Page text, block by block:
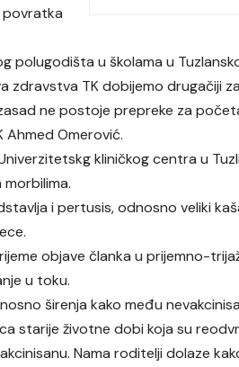
povratka
u školama u
zdravstva TK dobijemo drugačiji
ne postoje prepreke za
Ahmed Omerović.
kliničkog centra u
i pertusis, odnosno veliki
objave članka u prijemno-
u toku.
širenja kako među
starije životne dobi koja su
Nama roditelji dolaze